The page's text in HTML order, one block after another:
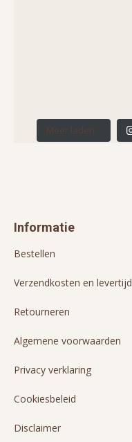
Meer laden...
Informatie
Bestellen
Verzendkosten en levertijd
Retourneren
Algemene voorwaarden
Privacy verklaring
Cookiesbeleid
Disclaimer